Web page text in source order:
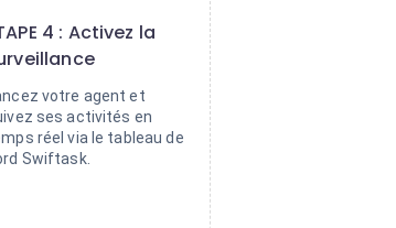
4 : Activez la
votre agent et
ses activités en
réel via le tableau de
Swiftask.